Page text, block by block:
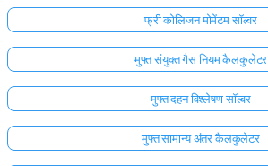
फ्री कोलिजन मोमेंटम सॉल्वर
मुफ्त संयुक्त गैस नियम कैलकुलेटर
मुफ्त दहन विश्लेषण सॉल्वर
मुफ्त सामान्य अंतर कैलकुलेटर